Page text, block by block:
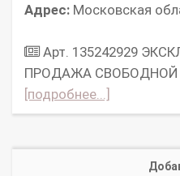
Адрес: Московская
Арт. 135242929
ПРОДАЖА СВОБОДНОЙ
[подробнее...]